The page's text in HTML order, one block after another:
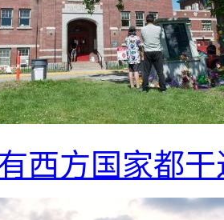
西方国家都